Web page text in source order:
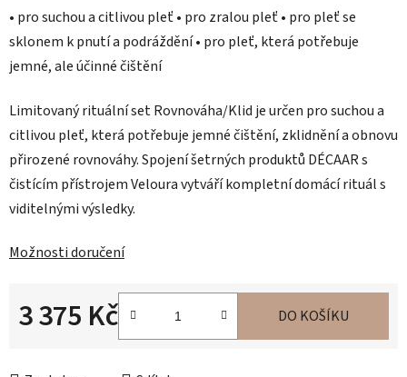
• pro suchou a citlivou pleť • pro zralou pleť • pro pleť se
sklonem k pnutí a podráždění • pro pleť, která potřebuje
jemné, ale účinné čištění
Limitovaný rituální set Rovnováha/Klid je určen pro suchou a
citlivou pleť, která potřebuje jemné čištění, zklidnění a obnovu
přirozené rovnováhy. Spojení šetrných produktů DÉCAAR s
čistícím přístrojem Veloura vytváří kompletní domácí rituál s
viditelnými výsledky.
Možnosti doručení
3 375 Kč DO KOŠÍKU